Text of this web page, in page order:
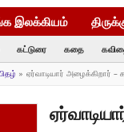
இலக்கியம்
கட்டுரை கதை
» ஏர்வாடியார் அழைக்கிறார்